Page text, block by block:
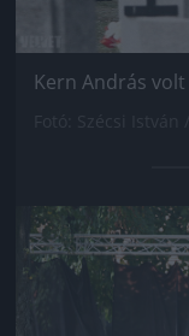
Kern András